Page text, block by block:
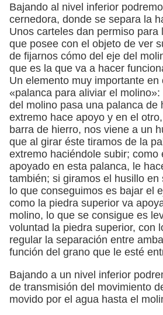
Bajando al nivel inferior
cernedora, donde se separa la
Unos carteles dan permiso para
que posee con el objeto de ver
de fijarnos cómo del eje del
que es la que va a hacer
Un elemento muy importante en
«palanca para aliviar el
del molino pasa una palanca de
extremo hace apoyo y en el
barra de hierro, nos viene a un
que al girar éste tiramos de la
extremo haciéndole subir; como
apoyado en esta palanca, le
también; si giramos el husillo en
lo que conseguimos es bajar el
como la piedra superior va
molino, lo que se consigue es
voluntad la piedra superior, con
regular la separación entre
función del grano que le esté
Bajando a un nivel inferior
de transmisión del movimiento
movido por el agua hasta el